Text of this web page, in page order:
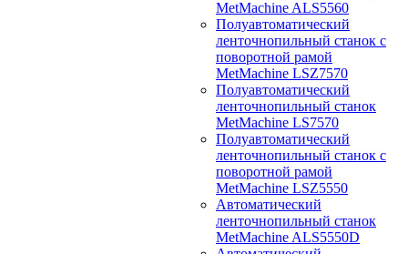
MetMachine ALS5560
Полуавтоматический
ленточнопильный станок с
поворотной рамой
MetMachine LSZ7570
Полуавтоматический
ленточнопильный станок
MetMachine LS7570
Полуавтоматический
ленточнопильный станок с
поворотной рамой
MetMachine LSZ5550
Автоматический
ленточнопильный станок
MetMachine ALS5550D